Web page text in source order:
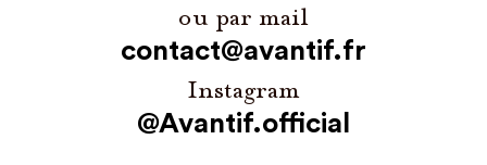
ou par mail
contact@avantif.fr
Instagram
@Avantif.official